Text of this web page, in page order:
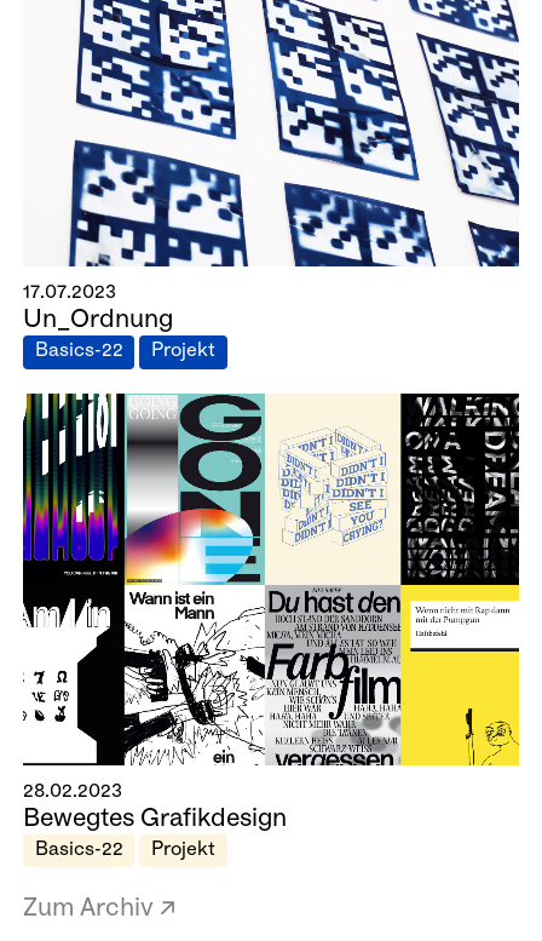
17.07.2023
Un_Ordnung
Basics-22 Projekt
28.02.2023
Bewegtes Grafikdesign
Basics-22 Projekt
Zum Archiv ↗